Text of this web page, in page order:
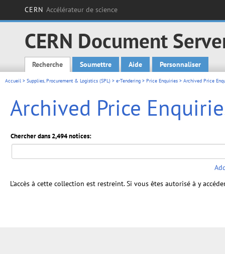
CERN Accélérateur de science
CERN Document
Main menu
Recherche Soumettre Aide Personnaliser
Accueil > Supplies, Procurement & Logistics (SPL) > e-Tendering > Price Enquiries > Archived Price
Archived Price
Chercher dans 2,494 notices:
L'accès à cette collection est restreint. Si vous êtes autorisé à y